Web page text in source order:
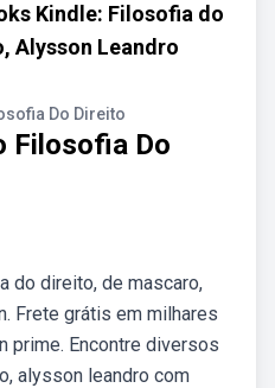
Kindle: Filosofia do
Alysson Leandro
Do Direito
Filosofia Do
do direito, de mascaro,
Frete grátis em milhares
prime. Encontre diversos
alysson leandro com